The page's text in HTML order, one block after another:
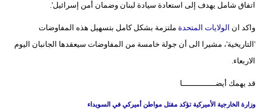
بيئة
اتفاق شامل يهدف إلى استعادة سيادة لبنان وضمان أمن إسرائيل'.
واكد ان الولايات المتحدة ملتزمة بشكل كامل بتسهيل هذه المفاوضات
'التاريخية'، مشيرا الى أن جولة خامسة من المفاوضات سيعقدها الجانبان اليوم
الاربعاء.
قد يهمك أيضــــــــــــــا
وزارة الخارجية الأميركية تؤكد مقتل مواطن أميركي في السويداء